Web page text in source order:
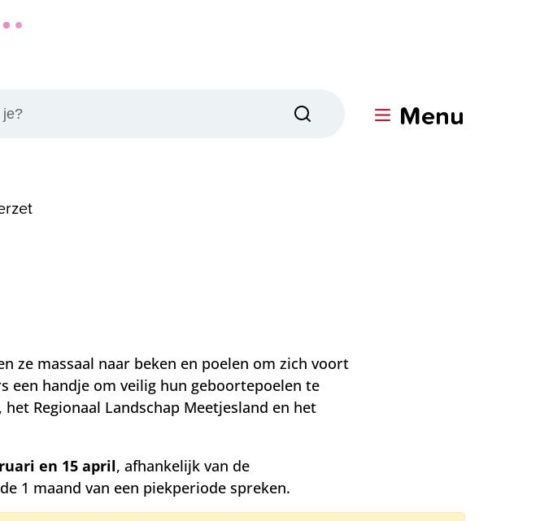
Zoeken Menu
ze massaal naar beken en poelen om zich voort
een handje om veilig hun geboortepoelen te
Regionaal Landschap Meetjesland en het
en 15 april, afhankelijk van de
1 maand van een piekperiode spreken.